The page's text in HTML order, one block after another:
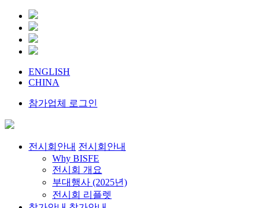
ENGLISH
CHINA
참가업체 로그인
전시회안내 전시회안내
Why BISFE
전시회 개요
부대행사 (2025년)
전시회 리플렛